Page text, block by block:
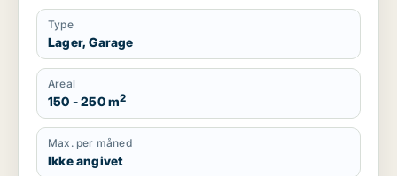
Type
Lager, Garage
Areal
150 - 250 m2
Max. per måned
Ikke angivet